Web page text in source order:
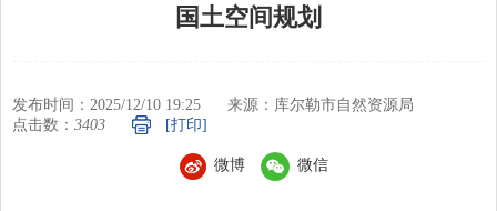
国土空间规划
发布时间：2025/12/10 19:25
来源：库尔勒市自然资源局
点击数： 3403 [打印]
微博 微信